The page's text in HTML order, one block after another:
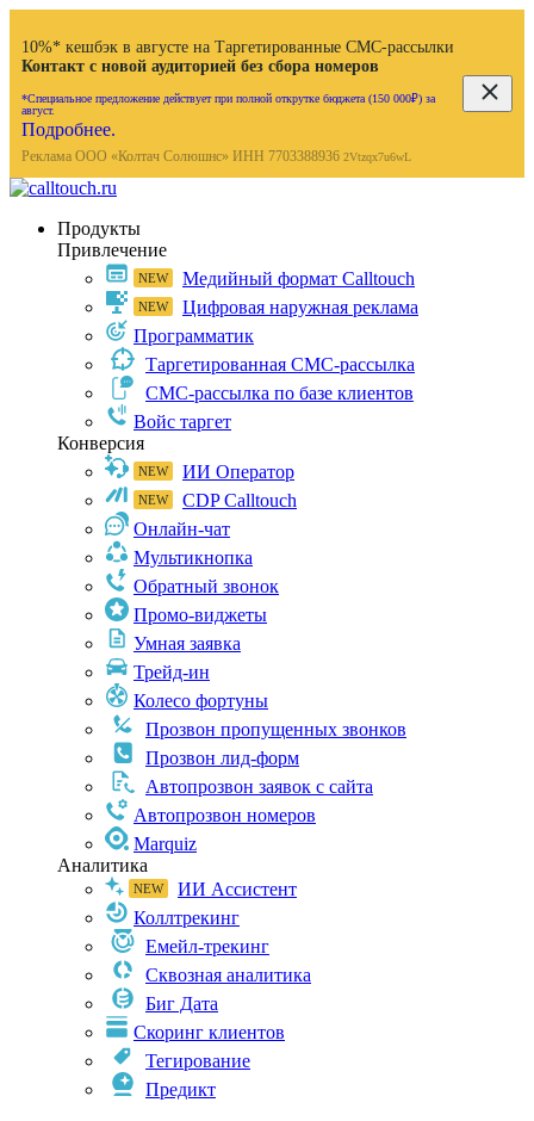
10%* кешбэк в августе на Таргетированные СМС-рассылки
Контакт с новой аудиторией без сбора номеров
*Специальное предложение действует при полной открутке бюджета (150 000₽) за
август.
Подробнее.
Реклама ООО «Колтач Солюшнс» ИНН 7703388936 2Vtzqx7u6wL
Продукты
Привлечение
Медийный формат Calltouch
Цифровая наружная реклама
Программатик
Таргетированная СМС-рассылка
СМС-рассылка по базе клиентов
Войс таргет
Конверсия
ИИ Оператор
CDP Calltouch
Онлайн-чат
Мультикнопка
Обратный звонок
Промо-виджеты
Умная заявка
Трейд-ин
Колесо фортуны
Прозвон пропущенных звонков
Прозвон лид-форм
Автопрозвон заявок с сайта
Автопрозвон номеров
Marquiz
Аналитика
ИИ Ассистент
Коллтрекинг
Емейл-трекинг
Сквозная аналитика
Биг Дата
Скоринг клиентов
Тегирование
Предикт